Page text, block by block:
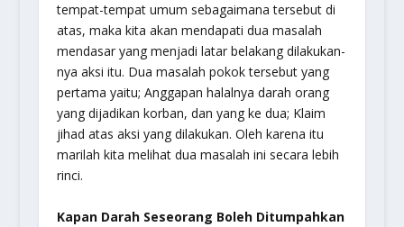
tempat-tempat umum sebagaimana tersebut di
atas, maka kita akan mendapati dua masalah
mendasar yang menjadi latar belakang dilakukan-
nya aksi itu. Dua masalah pokok tersebut yang
pertama yaitu; Anggapan halalnya darah orang
yang dijadikan korban, dan yang ke dua; Klaim
jihad atas aksi yang dilakukan. Oleh karena itu
marilah kita melihat dua masalah ini secara lebih
rinci.
Kapan Darah Seseorang Boleh Ditumpahkan